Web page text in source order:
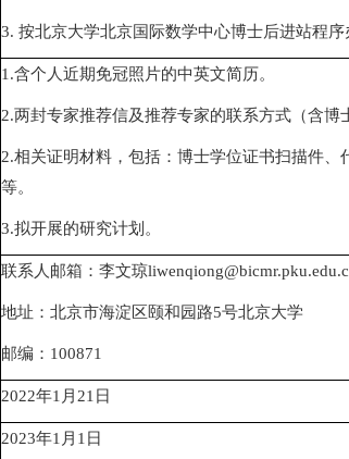
3. 按北京大学北京国际数学中心博士后进站程序
1.含个人近期免冠照片的中英文简历。
2.两封专家推荐信及推荐专家的联系方式（含博
2.相关证明材料，包括：博士学位证书扫描件、
等。
3.拟开展的研究计划。
联系人邮箱：李文琼
地址：北京市海淀区颐和园路5号北京大学
邮编： 100871
2022年1 月 21 日
2023年1 月 1 日